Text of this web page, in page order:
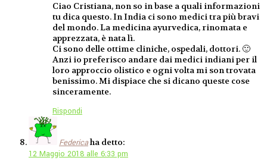
Ciao Cristiana, non so in base a quali informazioni
tu dica questo. In India ci sono medici tra più bravi
del mondo. La medicina ayurvedica, rinomata e
apprezzata, è nata lì.
Ci sono delle ottime cliniche, ospedali, dottori. 🙂
Anzi io preferisco andare dai medici indiani per il
loro approccio olistico e ogni volta mi son trovata
benissimo. Mi dispiace che si dicano queste cose
sinceramente.
Rispondi
Federicaha detto:
12 Maggio 2018 alle 6:33 pm